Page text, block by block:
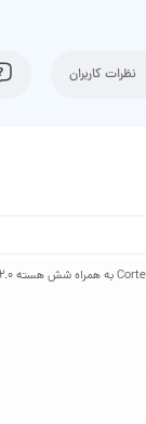
نظرات کاربران